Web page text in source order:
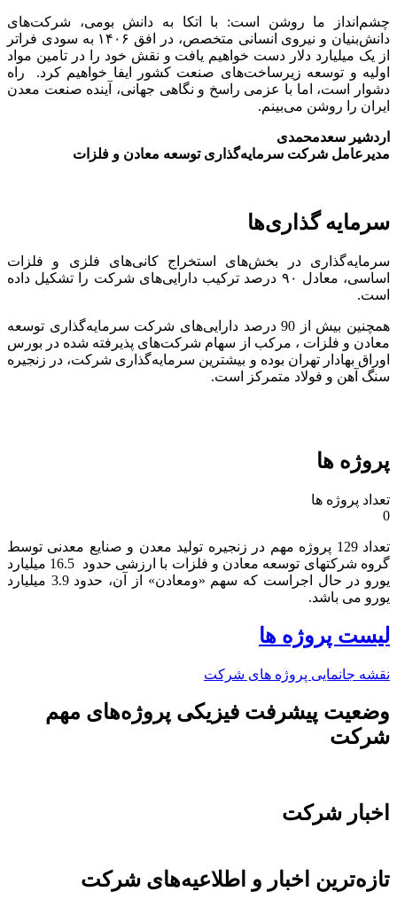
چشم‌انداز ما روشن است: با اتکا به دانش بومی، شرکت‌های
دانش‌بنیان و نیروی انسانی متخصص، در افق ۱۴۰۶ به سودی فراتر
از یک میلیارد دلار دست خواهیم یافت و نقش خود را در تامین مواد
اولیه و توسعه زیرساخت‌های صنعت کشور ایفا خواهیم کرد. راه
دشوار است، اما با عزمی راسخ و نگاهی جهانی، آینده صنعت معدن
ایران را روشن می‌بینم.
اردشیر سعدمحمدی
مدیرعامل شرکت سرمایه‌گذاری توسعه معادن و فلزات
سرمایه گذاری‌ها
سرمایه‌گذاری در بخش‌های استخراج کانی‌های فلزی و فلزات
اساسی، معادل ۹۰ درصد ترکیب دارایی‌های شرکت را تشکیل داده
است.
همچنین بیش از 90 درصد دارایی‌های شرکت سرمایه‌گذاری توسعه
معادن و فلزات ، مرکب از سهام شرکت‌های پذیرفته شده در بورس
اوراق بهادار تهران بوده و بیشترین سرمایه‌گذاری شرکت، در زنجیره
سنگ آهن و فولاد متمرکز است.
پروژه ها
تعداد پروژه ها
0
تعداد 129 پروژه مهم در زنجیره تولید معدن و صنایع معدنی توسط
گروه شرکتهای توسعه معادن و فلزات با ارزشی حدود 16.5 میلیارد
یورو در حال اجراست که سهم «ومعادن» از آن، حدود 3.9 میلیارد
یورو می باشد.​
لیست پروژه ها
نقشه جانمایی پروژه های شرکت
وضعیت پیشرفت فیزیکی پروژه‌های مهم
شرکت
اخبار شرکت
تازه‌ترین اخبار و اطلاعیه‌های شرکت